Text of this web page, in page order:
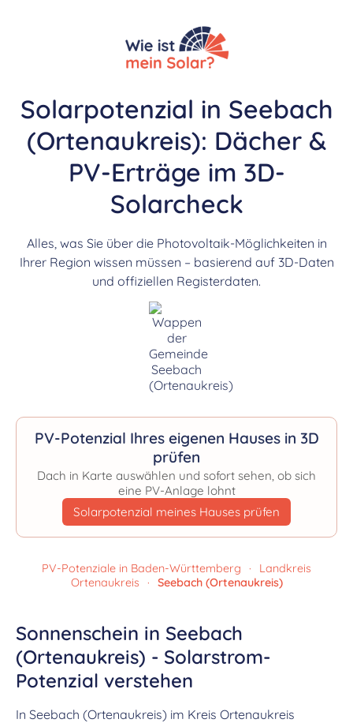
Solarpotenzial in Seebach
(Ortenaukreis): Dächer &
PV-Erträge im 3D-
Solarcheck
Alles, was Sie über die Photovoltaik-Möglichkeiten in
Ihrer Region wissen müssen – basierend auf 3D-Daten
und offiziellen Registerdaten.
PV-Potenzial Ihres eigenen Hauses in 3D
prüfen
Dach in Karte auswählen und sofort sehen, ob sich
eine PV-Anlage lohnt
Solarpotenzial meines Hauses prüfen
PV-Potenziale in Baden-Württemberg ·
Landkreis
Ortenaukreis
· Seebach (Ortenaukreis)
Sonnenschein in Seebach
(Ortenaukreis) - Solarstrom-
Potenzial verstehen
In Seebach (Ortenaukreis) im Kreis Ortenaukreis